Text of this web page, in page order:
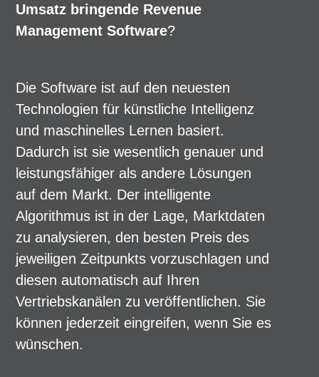
Umsatz bringende Revenue
Management Software?
Die Software ist auf den neuesten
Technologien für künstliche Intelligenz
und maschinelles Lernen basiert.
Dadurch ist sie wesentlich genauer und
leistungsfähiger als andere Lösungen
auf dem Markt. Der intelligente
Algorithmus ist in der Lage, Marktdaten
zu analysieren, den besten Preis des
jeweiligen Zeitpunkts vorzuschlagen und
diesen automatisch auf Ihren
Vertriebskanälen zu veröffentlichen. Sie
können jederzeit eingreifen, wenn Sie es
wünschen.